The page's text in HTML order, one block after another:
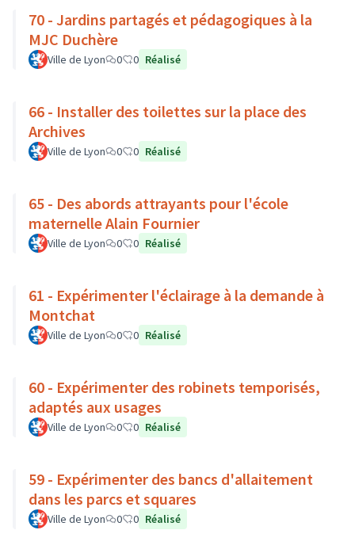
70 - Jardins partagés et pédagogiques à la
MJC Duchère
Ville de Lyon 0 0 Réalisé
66 - Installer des toilettes sur la place des
Archives
Ville de Lyon 0 0 Réalisé
65 - Des abords attrayants pour l'école
maternelle Alain Fournier
Ville de Lyon 0 0 Réalisé
61 - Expérimenter l'éclairage à la demande à
Montchat
Ville de Lyon 0 0 Réalisé
60 - Expérimenter des robinets temporisés,
adaptés aux usages
Ville de Lyon 0 0 Réalisé
59 - Expérimenter des bancs d'allaitement
dans les parcs et squares
Ville de Lyon 0 0 Réalisé